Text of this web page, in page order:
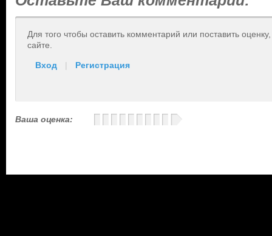
Для того чтобы оставить комментарий или поставить
сайте.
Вход | Регистрация
Ваша оценка: